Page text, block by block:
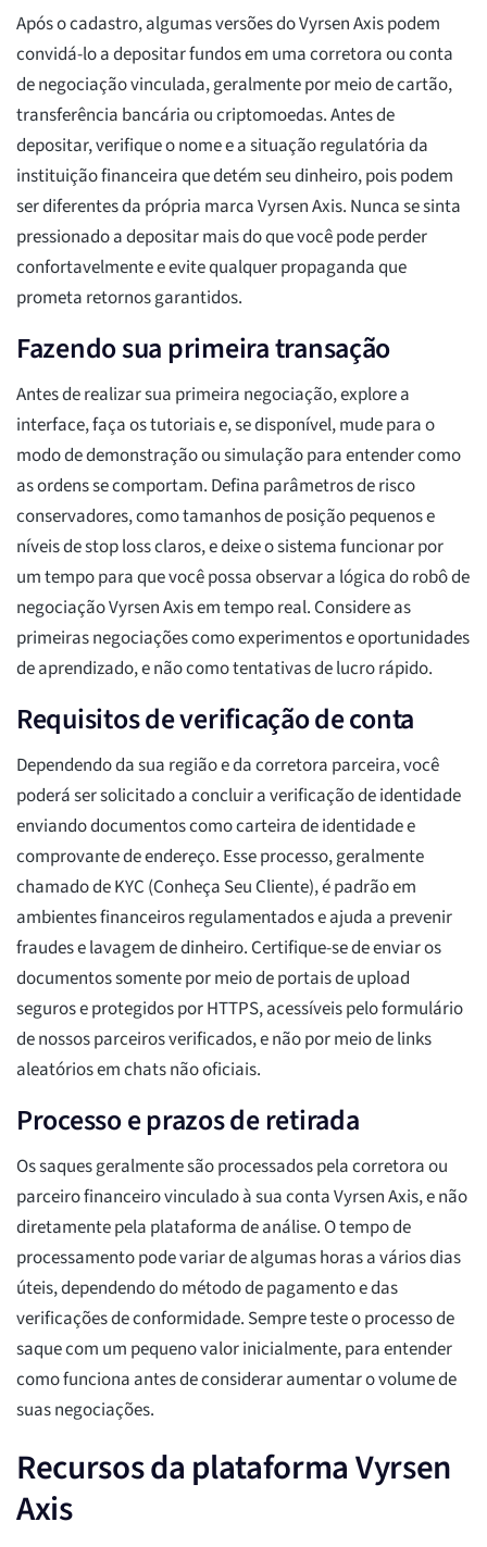
Após o cadastro, algumas versões do Vyrsen Axis podem
convidá-lo a depositar fundos em uma corretora ou conta
de negociação vinculada, geralmente por meio de cartão,
transferência bancária ou criptomoedas. Antes de
depositar, verifique o nome e a situação regulatória da
instituição financeira que detém seu dinheiro, pois podem
ser diferentes da própria marca Vyrsen Axis. Nunca se sinta
pressionado a depositar mais do que você pode perder
confortavelmente e evite qualquer propaganda que
prometa retornos garantidos.
Fazendo sua primeira transação
Antes de realizar sua primeira negociação, explore a
interface, faça os tutoriais e, se disponível, mude para o
modo de demonstração ou simulação para entender como
as ordens se comportam. Defina parâmetros de risco
conservadores, como tamanhos de posição pequenos e
níveis de stop loss claros, e deixe o sistema funcionar por
um tempo para que você possa observar a lógica do robô de
negociação Vyrsen Axis em tempo real. Considere as
primeiras negociações como experimentos e oportunidades
de aprendizado, e não como tentativas de lucro rápido.
Requisitos de verificação de conta
Dependendo da sua região e da corretora parceira, você
poderá ser solicitado a concluir a verificação de identidade
enviando documentos como carteira de identidade e
comprovante de endereço. Esse processo, geralmente
chamado de KYC (Conheça Seu Cliente), é padrão em
ambientes financeiros regulamentados e ajuda a prevenir
fraudes e lavagem de dinheiro. Certifique-se de enviar os
documentos somente por meio de portais de upload
seguros e protegidos por HTTPS, acessíveis pelo formulário
de nossos parceiros verificados, e não por meio de links
aleatórios em chats não oficiais.
Processo e prazos de retirada
Os saques geralmente são processados pela corretora ou
parceiro financeiro vinculado à sua conta Vyrsen Axis, e não
diretamente pela plataforma de análise. O tempo de
processamento pode variar de algumas horas a vários dias
úteis, dependendo do método de pagamento e das
verificações de conformidade. Sempre teste o processo de
saque com um pequeno valor inicialmente, para entender
como funciona antes de considerar aumentar o volume de
suas negociações.
Recursos da plataforma Vyrsen
Axis